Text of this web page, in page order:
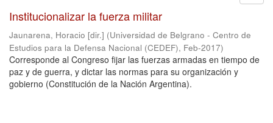
Institucionalizar la fuerza militar
Jaunarena, Horacio [dir.] (Universidad de Belgrano - Centro de
Estudios para la Defensa Nacional (CEDEF), Feb-2017)
Corresponde al Congreso fijar las fuerzas armadas en tiempo de
paz y de guerra, y dictar las normas para su organización y
gobierno (Constitución de la Nación Argentina).